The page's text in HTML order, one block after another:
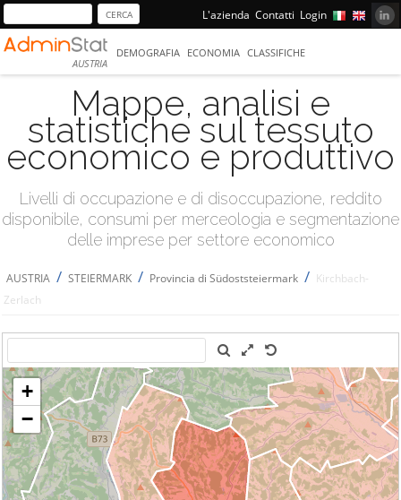
L'azienda Contatti Login
AUSTRIA
DEMOGRAFIA ECONOMIA CLASSIFICHE
Mappe, analisi e
statistiche sul tessuto
economico e produttivo
Livelli di occupazione e di disoccupazione, reddito
disponibile, consumi per merceologia e segmentazione
delle imprese per settore economico
AUSTRIA / STEIERMARK / Provincia di Südoststeiermark / Kirchbach-
Zerlach